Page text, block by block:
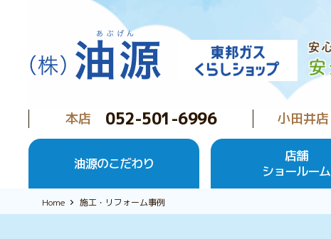
本店 052-501-6996 小田井店
油源のこだわり
店舗
ショールーム
Home 施工・リフォーム事例